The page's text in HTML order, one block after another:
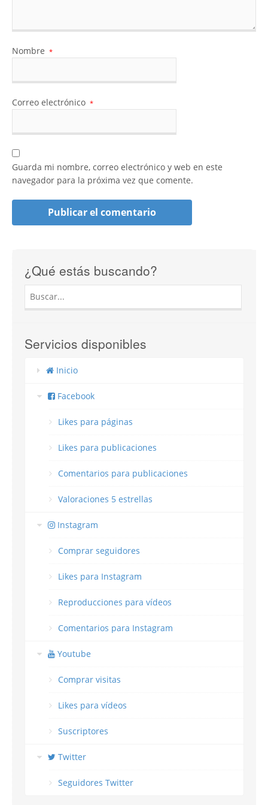
Nombre *
Correo electrónico *
Guarda mi nombre, correo electrónico y web en este
navegador para la próxima vez que comente.
¿Qué estás buscando?
Servicios disponibles
Inicio
Facebook
Likes para páginas
Likes para publicaciones
Comentarios para publicaciones
Valoraciones 5 estrellas
Instagram
Comprar seguidores
Likes para Instagram
Reproducciones para vídeos
Comentarios para Instagram
Youtube
Comprar visitas
Likes para vídeos
Suscriptores
Twitter
Seguidores Twitter